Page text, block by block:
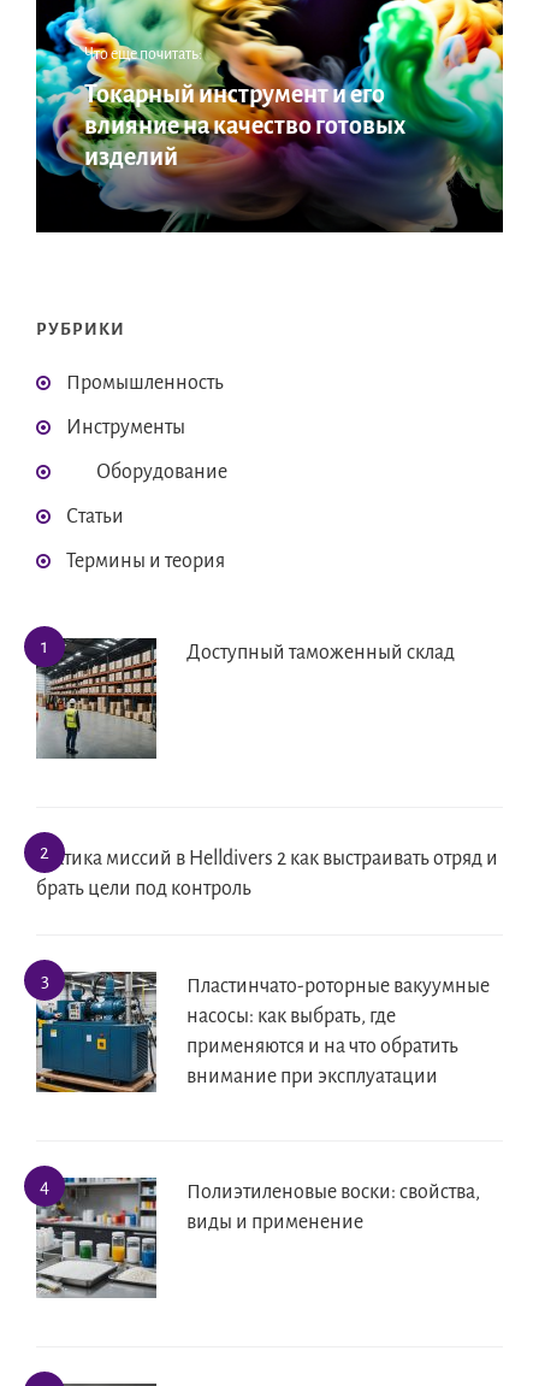
Что еще почитать:
Токарный инструмент и его
влияние на качество готовых
изделий
РУБРИКИ
Промышленность
Инструменты
Оборудование
Статьи
Термины и теория
Доступный таможенный склад
Тактика миссий в Helldivers 2 как выстраивать отряд и
брать цели под контроль
Пластинчато-роторные вакуумные
насосы: как выбрать, где
применяются и на что обратить
внимание при эксплуатации
Полиэтиленовые воски: свойства,
виды и применение